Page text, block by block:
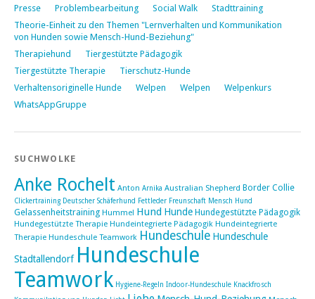
Presse
Problembearbeitung Social Walk
Stadttraining
Theorie-Einheit zu den Themen "Lernverhalten und Kommunikation
von Hunden sowie Mensch-Hund-Beziehung"
Therapiehund
Tiergestützte Pädagogik
Tiergestützte Therapie
Tierschutz-Hunde
Verhaltensoriginelle Hunde
Welpen Welpen
Welpenkurs
WhatsAppGruppe
SUCHWOLKE
Anke Rochelt Anton Arnika Australian Shepherd Border Collie
Clickertraining Deutscher Schäferhund Fettleder Freunschaft Mensch Hund
Gelassenheitstraining Hummel Hund Hunde Hundegestützte Pädagogik
Hundegestützte Therapie Hundeintegrierte Pädagogik Hundeintegrierte
Therapie Hundeschule Teamwork Hundeschule Hundeschule
Stadtallendorf Hundeschule
Teamwork Hygiene-Regeln Indoor-Hundeschule Knackfrosch